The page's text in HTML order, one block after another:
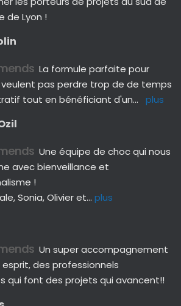
de Lyon !
La formule parfaite pour
veulent pas perdre trop de de temps
tout en bénéficiant d'un... plus
Une équipe de choc qui nous
avec bienveillance et
!
Sonia, Olivier et... plus
Un super accompagnement
des professionnels
qui font des projets qui avancent!!